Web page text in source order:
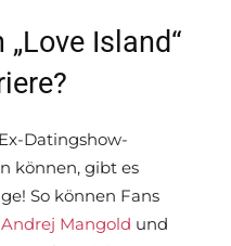
Island“
Datingshow-
können, gibt es
So können Fans
Andrej Mangold und